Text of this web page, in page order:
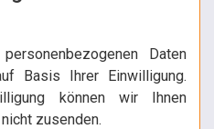
Daten
Basis Ihrer Einwilligung.
können wir Ihnen
zusenden.